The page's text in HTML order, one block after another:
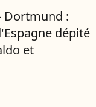
Dortmund :
dépité
et